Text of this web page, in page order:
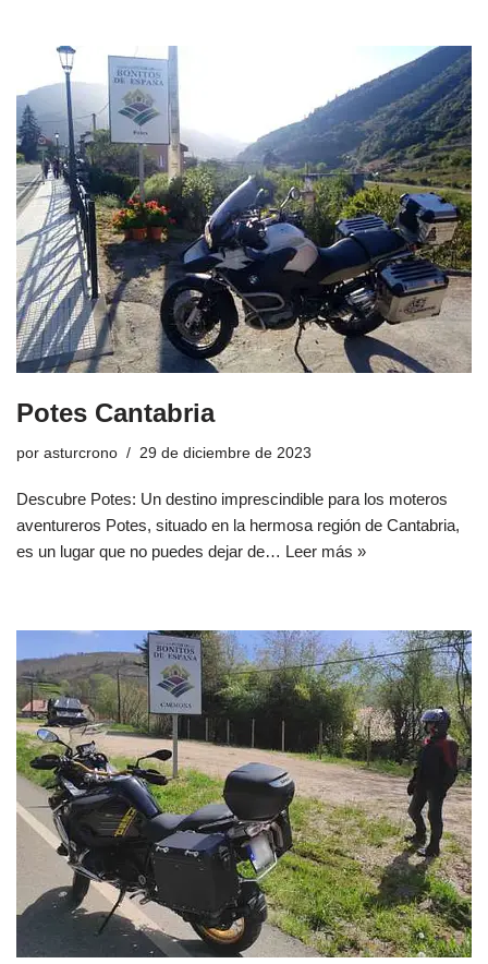
Potes Cantabria
por asturcrono 29 de diciembre de 2023
Descubre Potes: Un destino imprescindible para los moteros
aventureros Potes, situado en la hermosa región de Cantabria,
es un lugar que no puedes dejar de… Leer más »